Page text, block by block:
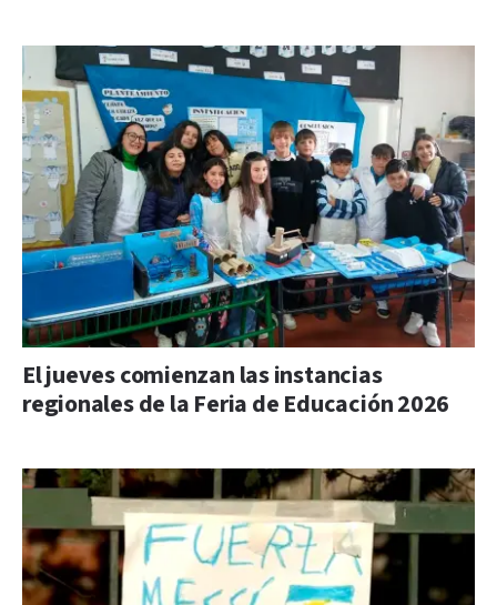
El jueves comienzan las instancias
regionales de la Feria de Educación 2026